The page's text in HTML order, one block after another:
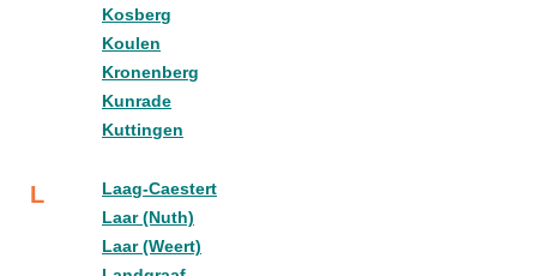
Kosberg
Koulen
Kronenberg
Kunrade
Kuttingen
L
Laag-Caestert
Laar (Nuth)
Laar (Weert)